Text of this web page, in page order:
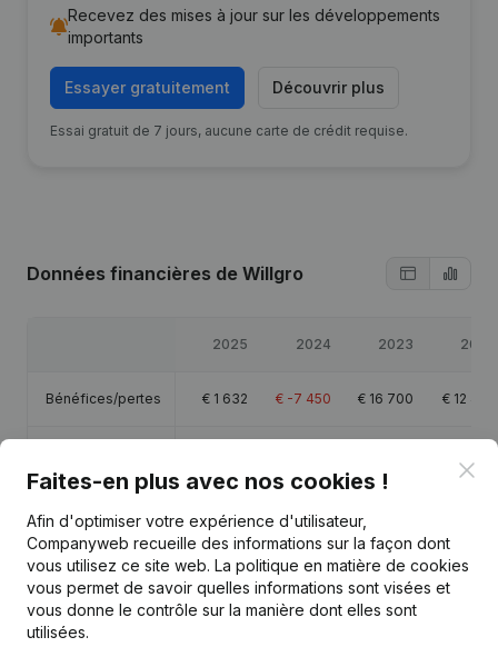
Recevez des mises à jour sur les développements
importants
Essayer gratuitement Découvrir plus
Essai gratuit de 7 jours, aucune carte de crédit requise.
Données financières de Willgro
2025 2024 2023 2022
Bénéfices/pertes € 1 632 € -7 450 € 16 700 € 12 472
Publications
Faites-en plus avec nos cookies !
Afin d'optimiser votre expérience d'utilisateur,
Companyweb recueille des informations sur la façon dont
vous utilisez ce site web. La politique en matière de cookies
vous permet de savoir quelles informations sont visées et
vous donne le contrôle sur la manière dont elles sont
utilisées.